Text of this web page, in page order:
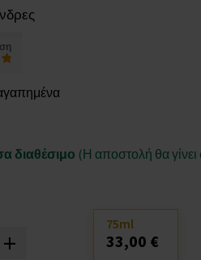
διαθέσιμο (Η αποστολή θα γίνει
+
75ml
33,00 €